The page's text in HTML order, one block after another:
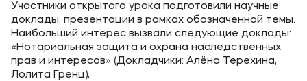
Карьера
Институт дополнительного образования
Уровни образования
Участники открытого урока подготовили научные
доклады, презентации в рамках обозначенной темы.
Наибольший интерес вызвали следующие доклады:
«Нотариальная защита и охрана наследственных
прав и интересов» (Докладчики: Алёна Терехина,
Лолита Гренц),